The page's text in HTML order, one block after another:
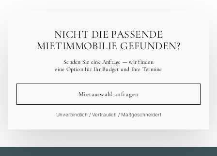
NICHT DIE PASSENDE
MIETIMMOBILIE GEFUNDEN?
Senden Sie eine Anfrage — wir finden
eine Option für Ihr Budget und Ihre Termine
Mietauswahl anfragen
Unverbindlich / Vertraulich / Maßgeschneidert